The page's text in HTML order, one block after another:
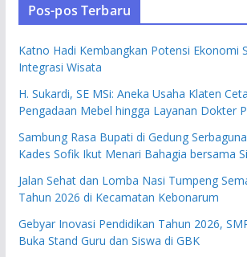
Pos-pos Terbaru
Katno Hadi Kembangkan Potensi Ekonomi
Integrasi Wisata
H. Sukardi, SE MSi: Aneka Usaha Klaten
Pengadaan Mebel hingga Layanan Dokter
Sambung Rasa Bupati di Gedung
Kades Sofik Ikut Menari Bahagia bersama
Jalan Sehat dan Lomba Nasi Tumpeng
Tahun 2026 di Kecamatan Kebonarum
Gebyar Inovasi Pendidikan Tahun 2026,
Buka Stand Guru dan Siswa di GBK